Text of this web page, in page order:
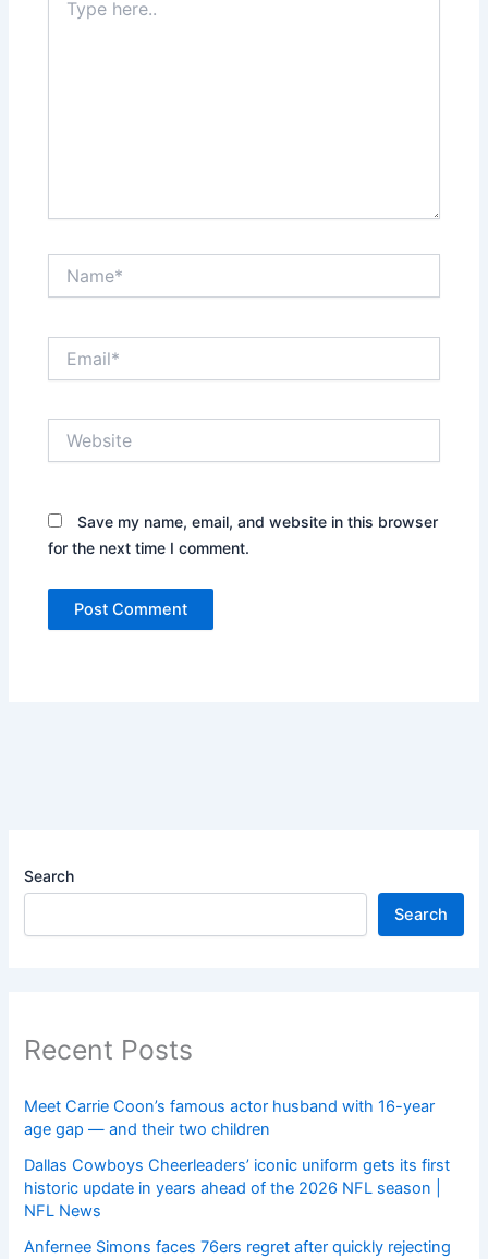
here..
Save my name, email, and website in this browser
for the next time I comment.
Search
Search
Recent Posts
Meet Carrie Coon’s famous actor husband with 16-year
age gap — and their two children
Dallas Cowboys Cheerleaders’ iconic uniform gets its first
historic update in years ahead of the 2026 NFL season |
NFL News
Anfernee Simons faces 76ers regret after quickly rejecting